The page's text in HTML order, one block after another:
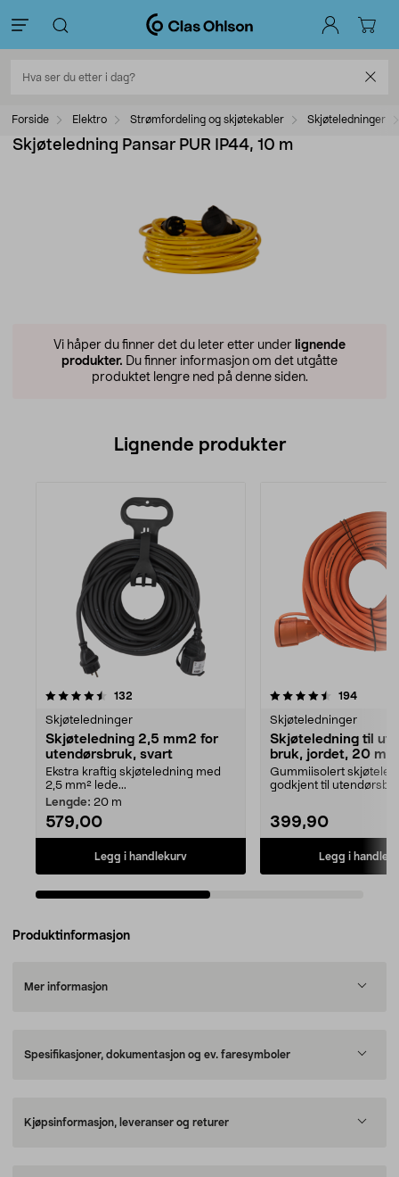
Forside Elektro Strømfordeling og skjøtekabler Skjøteledninger
Skjøteledning Pansar PUR IP44, 10 m
Vi håper du finner det du leter etter under lignende
produkter. Du finner informasjon om det utgåtte
produktet lengre ned på denne siden.
Lignende produkter
132
Skjøteledninger
Skjøteledning 2,5 mm2 for
utendørsbruk, svart
Ekstra kraftig skjøteledning med
2,5 mm² lede...
Lengde: 20 m
579,00
Legg i handlekurv
4.5av 5 stjerner 194
Skjøteledninger
Skjøteledning til
bruk, jordet, 20
Gummiisolert
godkjent til
399,90
Legg i
4.5av 5 stjerner
Produktinformasjon
Mer informasjon
Spesifikasjoner, dokumentasjon og ev. faresymboler
Kjøpsinformasjon, leveranser og returer